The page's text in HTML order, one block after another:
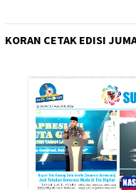
KORAN CETAK EDISI